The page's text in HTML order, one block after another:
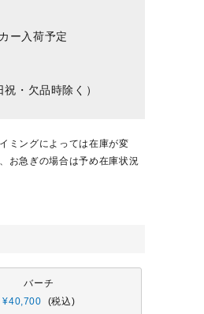
ー入荷予定
・欠品時除く）
ミングによっては在庫が変
お急ぎの場合は予め在庫状況
バーチ
¥40,700 税込